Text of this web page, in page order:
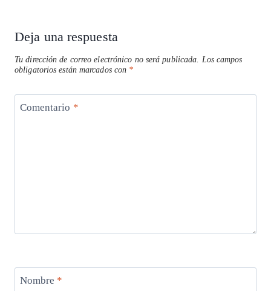
Deja una respuesta
Tu dirección de correo electrónico no será publicada.
Los campos
obligatorios están marcados con *
Comentario *
Nombre *